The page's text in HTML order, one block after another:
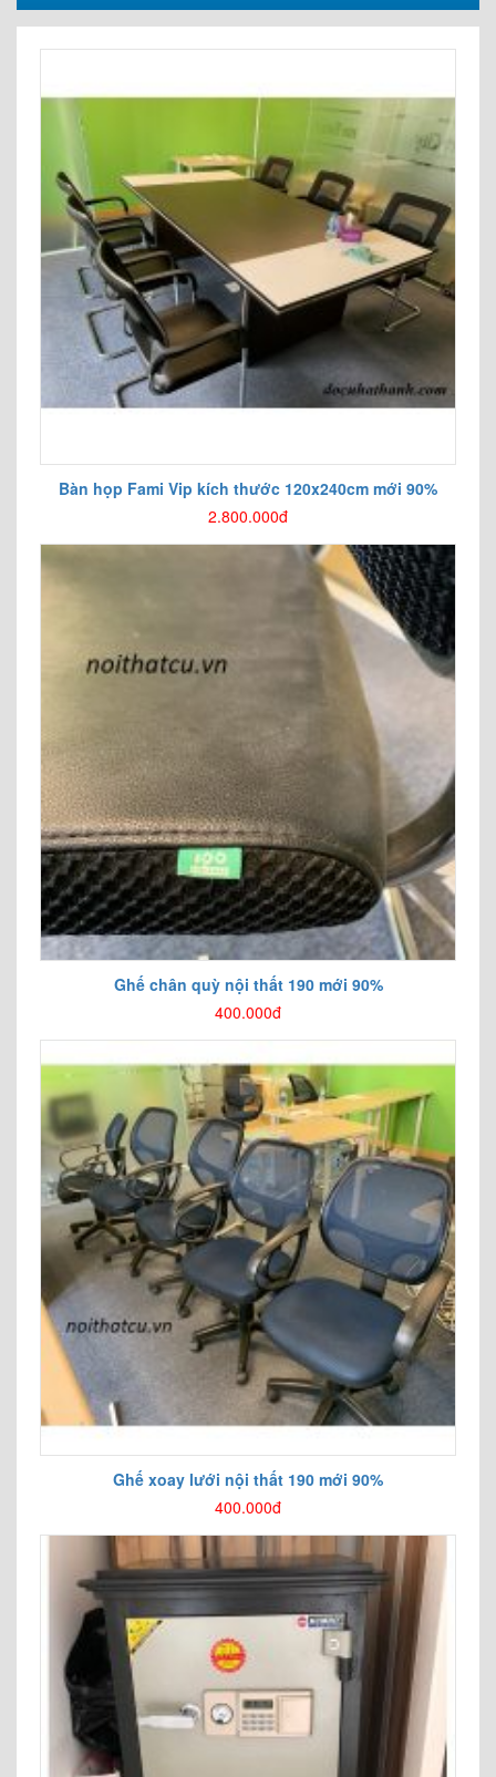
Bàn họp Fami Vip kích thước 120x240cm mới 90%
2.800.000đ
Ghế chân quỳ nội thất 190 mới 90%
400.000đ
Ghế xoay lưới nội thất 190 mới 90%
400.000đ